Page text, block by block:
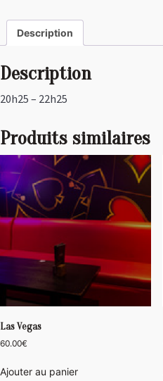
Description
Description
20h25 – 22h25
Produits similaires
Las Vegas
60.00€
Ajouter au panier